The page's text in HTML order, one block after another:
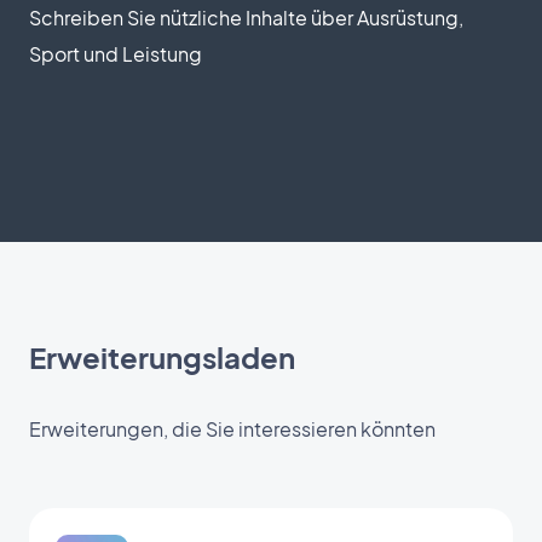
Schreiben Sie nützliche Inhalte über Ausrüstung,
Sport und Leistung
Erweiterungsladen
Erweiterungen, die Sie interessieren könnten